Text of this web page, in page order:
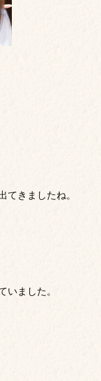
てきましたね。
いました。